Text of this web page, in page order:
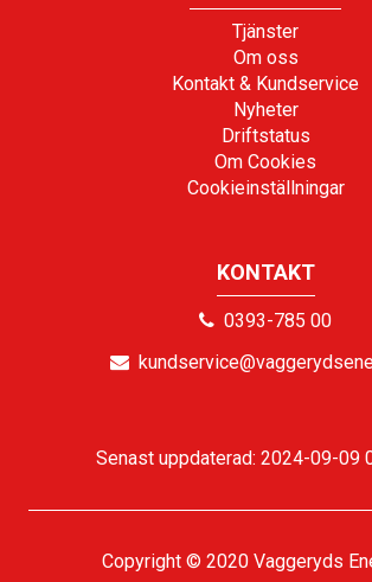
Tjänster
Om oss
Kontakt & Kundservice
Nyheter
Driftstatus
Om Cookies
Cookieinställningar
KONTAKT
0393-785 00
Senast uppdaterad: 2024-09-09
Copyright © 2020 Vaggeryds